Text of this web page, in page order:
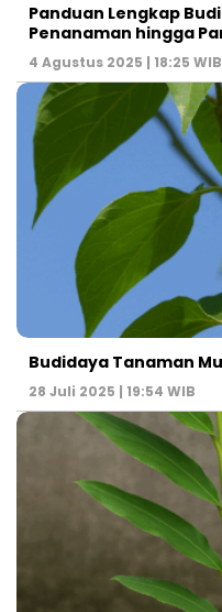
Panduan Lengkap
Penanaman hingga
4 Agustus 2025 | 18:25 WIB
Budidaya Tanaman
28 Juli 2025 | 19:54 WIB